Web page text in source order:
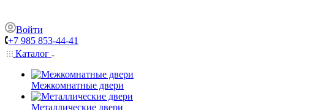
Войти
+7 985 853-44-41
Каталог
Межкомнатные двери
Металлические двери